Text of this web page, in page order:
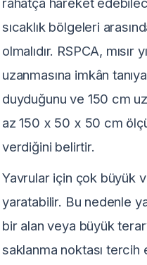
sıcaklık bölgeleri
olmalıdır. RSPCA, mısır
uzanmasına imkân
duyduğunu ve 150 cm
az 150 x 50 x 50 cm
verdiğini belirtir.
Yavrular için çok büyük
yaratabilir. Bu nedenle
bir alan veya büyük
saklanma noktası tercih